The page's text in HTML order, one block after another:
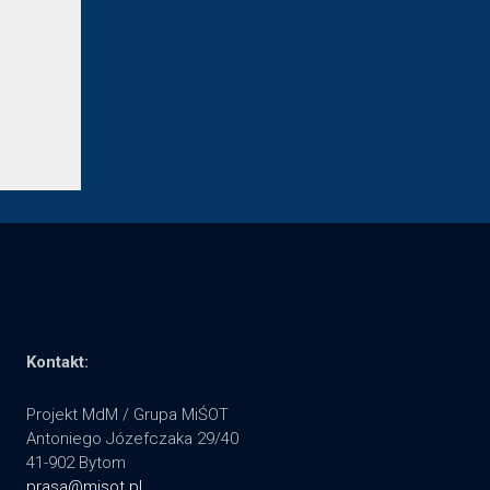
Kontakt:
Projekt MdM / Grupa MiŚOT
Antoniego Józefczaka 29/40
41-902 Bytom